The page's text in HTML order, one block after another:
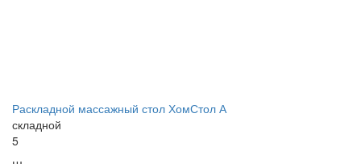
Раскладной массажный стол ХомСтол А
складной
5